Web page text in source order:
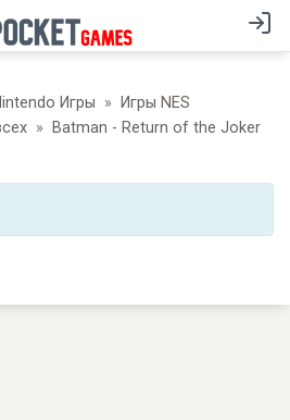
Игры
Игры NES
Batman - Return of the Joker